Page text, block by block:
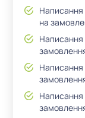
Написання
на
Написання
Написання
Написання